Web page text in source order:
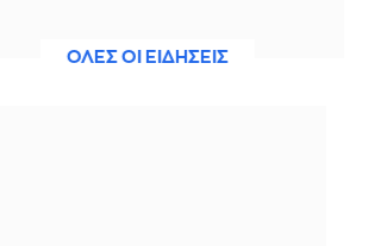
επενδύουμε στην πρόληψη, η
ΟΛΕΣ ΟΙ ΕΙΔΗΣΕΙΣ